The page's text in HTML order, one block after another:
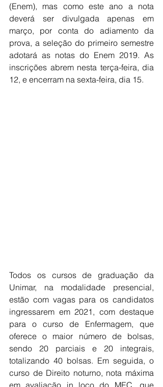
(Enem), mas como este ano a nota
deverá ser divulgada apenas em
março, por conta do adiamento da
prova, a seleção do primeiro semestre
adotará as notas do Enem 2019. As
inscrições abrem nesta terça-feira, dia
12, e encerram na sexta-feira, dia 15.
Todos os cursos de graduação da
Unimar, na modalidade presencial,
estão com vagas para os candidatos
ingressarem em 2021, com destaque
para o curso de Enfermagem, que
oferece o maior número de bolsas,
sendo 20 parciais e 20 integrais,
totalizando 40 bolsas. Em seguida, o
curso de Direito noturno, nota máxima
em avaliação in loco do MEC, que